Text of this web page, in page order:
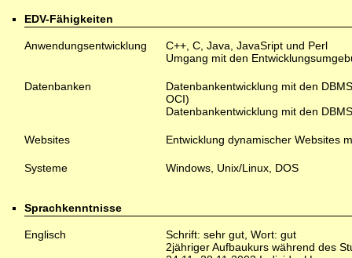
EDV-Fähigkeiten
Anwendungsentwicklung
C++, C, Java, JavaSript und Perl
Umgang mit den
Datenbanken
Datenbankentwicklung mit den
OCI)
Datenbankentwicklung mit den
Websites Entwicklung dynamischer Websites
Systeme Windows, Unix/Linux, DOS
Sprachkenntnisse
Englisch
Schrift: sehr gut, Wort: gut
2jähriger Aufbaukurs während des